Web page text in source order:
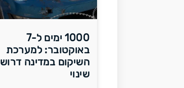
1000 ימים ל-7
באוקטובר: למערכת
השיקום במדינה דרוש
שינוי